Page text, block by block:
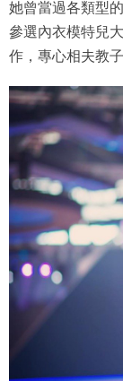
她曾當過各類型
參選內衣模特兒
作，專心相夫教子